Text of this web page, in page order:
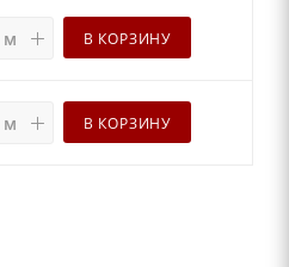
м В КОРЗИНУ
м В КОРЗИНУ